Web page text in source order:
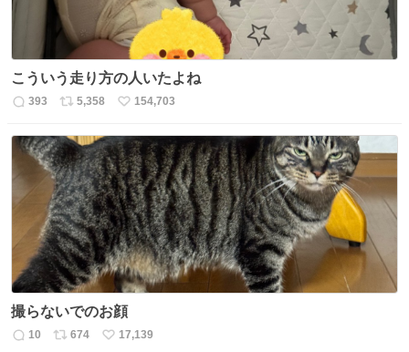
こういう走り方の人いたよね
返
数
393
リ
ス
ト
数
5,358
い
ね
数
154,703
撮らないでのお顔
返
10
リ
674
い
17,139